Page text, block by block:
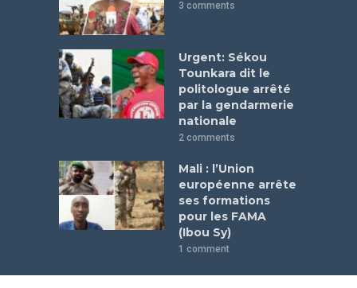
3 comments
Urgent: Sékou
Tounkara dit le
politologue arrêté
par la gendarmerie
nationale
2 comments
Mali : l’Union
européenne arrête
ses formations
pour les FAMA
(Ibou Sy)
1 comment